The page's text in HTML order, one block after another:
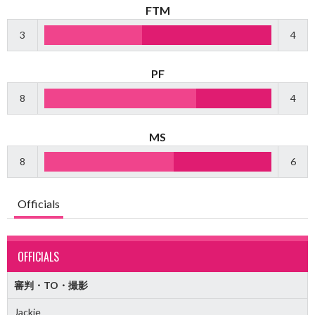
FTM
3 4
PF
8 4
MS
8 6
Officials
OFFICIALS
審判・TO・撮影
Jackie